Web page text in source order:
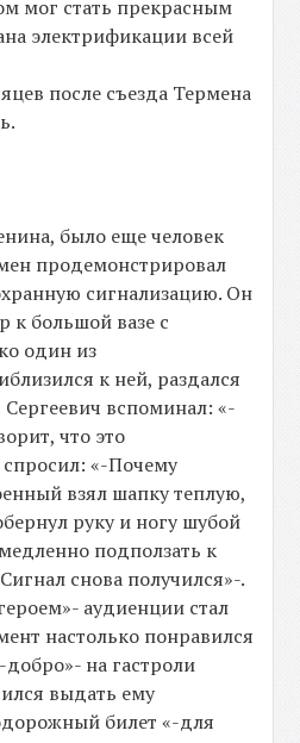
мог стать прекрасным
электрификации всей
после съезда Термена
было еще человек
продемонстрировал
сигнализацию. Он
к большой вазе с
один из
к ней, раздался
вспоминал: «-
что это
«-Почему
взял шапку теплую,
руку и ногу шубой
подползать к
снова получился»-.
аудиенции стал
настолько понравился
на гастроли
выдать ему
билет «-для